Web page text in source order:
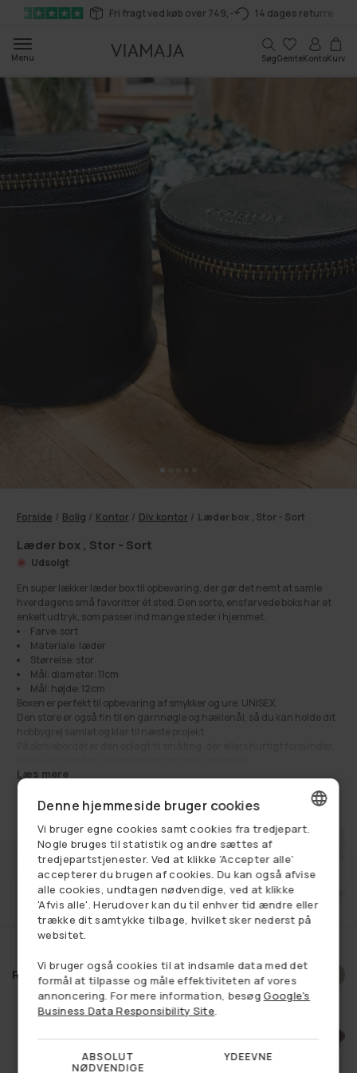
Gå til
indhold
Fri fragt ved køb over 749,- 14 dages returret
Menu SøgGemteKonto
Kurv
Kurv
Forside / Bolig / Kontor / Div. kontor / Læder box , Stor - Sort
Læder box , Stor - Sort
Udsolgt
En super lækker læder box til opbevaring, der gør det nemt at samle
hverdagens små favoritter ét sted. Den sorte, ensfarvede boks har et
enkelt udtryk, som passer ind mange steder i hjemmet.
Farve: sort
Materiale: læder
Størrelse: stor
Mål: diameter: 11cm
Mål: højde: 12cm
Boxen er perfekt til opbevaring af smykker og ure. UNISEX.
Den store er også fin til en garnnøgle og hæklenål, så du kan holde dit
Den passer godt i entré/gang, stue, soveværelse, børneværelse,
badeværelse og på kontor, hvor du vil have en enkel opbevaringsløsning
med et roligt, ensfarvet look.
Se alle vores tasker og Accessories
HER
Se alt:Badeaccessories,Boligindretning,Div. kontor, Få på lager
Kontor, Livsstil
Læs mere
Normalpris
335,00 kr
FÅ BESKED NÅR VAREN ER PÅ LAGER
Fri fragt ved køb over 749,- 14 dages
Relaterede produkter
DANISH
GERMAN
NORWEGIAN
SWEDISH
Denne hjemmeside bruger cookies
Vi bruger egne cookies samt cookies fra tredjepart.
Nogle bruges til statistik og andre sættes af
tredjepartstjenester. Ved at klikke 'Accepter alle'
accepterer du brugen af cookies. Du kan også afvise
alle cookies, undtagen nødvendige, ved at klikke
'Afvis alle'. Herudover kan du til enhver tid ændre eller
trække dit samtykke tilbage, hvilket sker nederst på
websitet.
Vi bruger også cookies til at indsamle data med det
formål at tilpasse og måle effektiviteten af vores
annoncering. For mere information, besøg Google's
Business Data Responsibility Site.
ABSOLUT
NØDVENDIGE
YDEEVNE